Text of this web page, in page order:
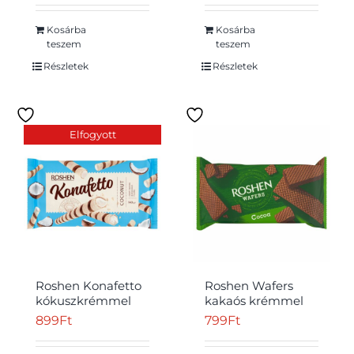
Kosárba
teszem
Részletek
Kosárba
teszem
Részletek
Elfogyott
Roshen Konafetto
kókuszkrémmel
töltött ostyarúd 140
899Ft
Roshen Wafers
kakaós krémmel
töltött kakaós ostya
799Ft